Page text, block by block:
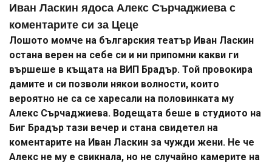
Иван Ласкин ядоса Алекс Сърчаджиева с
коментарите си за Цеце
Лошото момче на българския театър Иван Ласкин
остана верен на себе си и ни припомни какви ги
вършеше в къщата на ВИП Брадър. Той провокира
дамите и си позволи някои волности, които
вероятно не са се харесали на половинката му
Алекс Сърчаджиева. Водещата беше в студиото на
Биг Брадър тази вечер и стана свидетел на
коментарите на Иван Ласкин за чужди жени. Не че
Алекс не му е свикнала, но не случайно камерите на